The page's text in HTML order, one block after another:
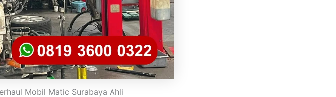
Mobil Matic Surabaya Ahli